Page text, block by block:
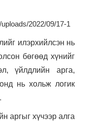
2022/09/17-1
илэрхийлсэн нь
бөгөөд хүнийг
үйлдлийн арга,
нь хольж логик
аргыг хүчээр алга